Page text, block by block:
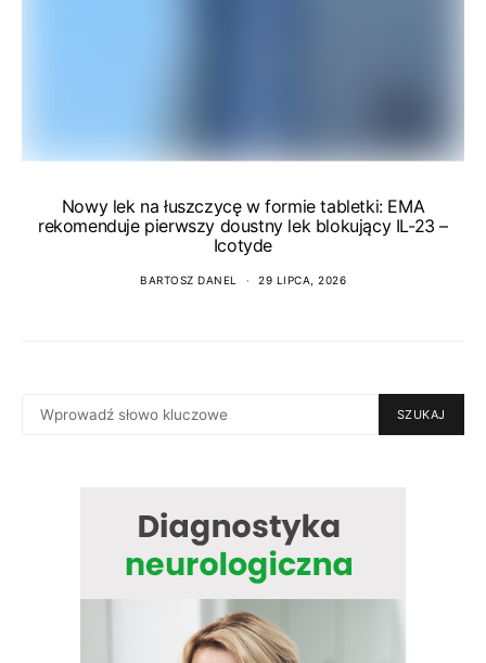
Nowy lek na łuszczycę w formie tabletki: EMA
rekomenduje pierwszy doustny lek blokujący IL-23 –
Icotyde
BARTOSZ DANEL 29 LIPCA, 2026
FOR:
SZUKAJ